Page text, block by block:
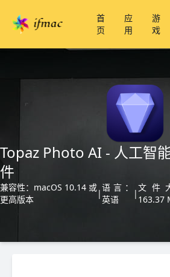
首
页
应
用
游
戏
Topaz Photo AI - 人工智
件
兼容性：macOS 10.14 或
更高版本
|
语言：
英语
|
文件
163.37